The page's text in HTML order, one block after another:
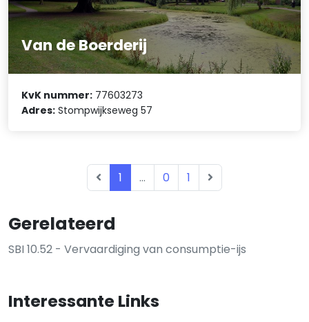
Gerelateerd
SBI 10.52 - Vervaardiging van consumptie-ijs
Interessante Links
Van de Boerderij
KvK nummer: 77603273
Adres: Stompwijkseweg 57
1 ... 0 1